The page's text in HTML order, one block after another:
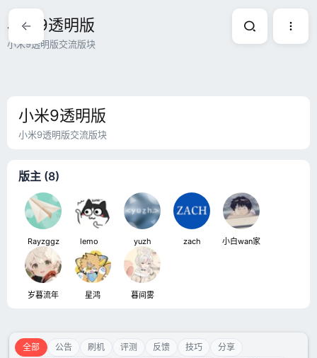
小米9透明版
小米9透明版交流版块
小米9透明版
小米9透明版交流版块
版主 (8)
Rayzggz lemoㅤ yuzh zach 小白wan家
岁暮流年 星鸿 暮间雾
全部 公告 刷机 评测 反馈 技巧
分享